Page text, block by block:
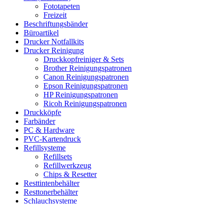
Fototapeten
Freizeit
Beschriftungsbänder
Büroartikel
Drucker Notfallkits
Drucker Reinigung
Druckkopfreiniger & Sets
Brother Reinigungspatronen
Canon Reinigungspatronen
Epson Reinigungspatronen
HP Reinigungspatronen
Ricoh Reinigungspatronen
Druckköpfe
Farbänder
PC & Hardware
PVC-Kartendruck
Refillsysteme
Refillsets
Refillwerkzeug
Chips & Resetter
Resttintenbehälter
Resttonerbehälter
Schlauchsysteme